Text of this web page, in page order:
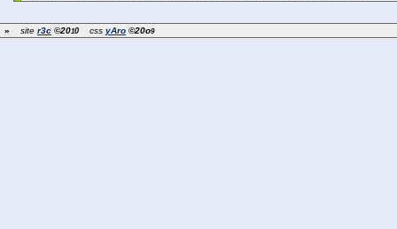
» site r3c ©2010 css yAro ©20o9